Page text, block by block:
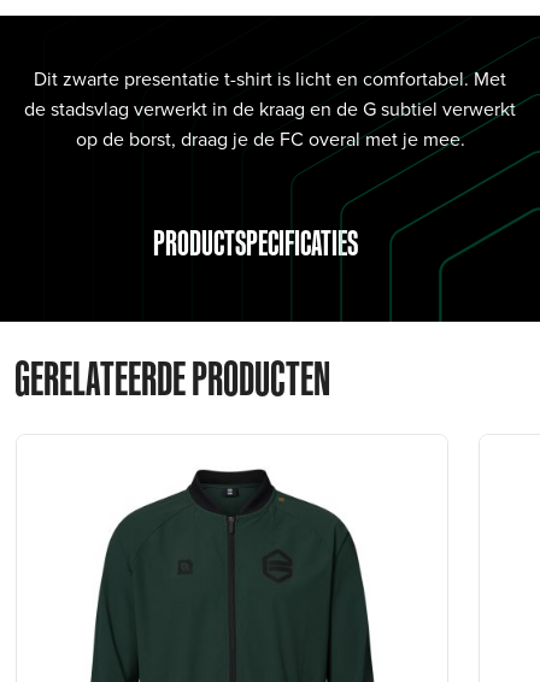
Dit zwarte presentatie t-shirt is licht en comfortabel. Met
de stadsvlag verwerkt in de kraag en de G subtiel verwerkt
op de borst, draag je de FC overal met je mee.
PRODUCTSPECIFICATIES
GERELATEERDE PRODUCTEN